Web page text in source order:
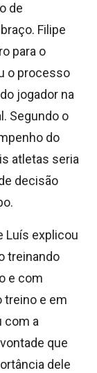
de
Filipe
para o
o processo
jogador na
Segundo o
do
atletas seria
decisão
Luís explicou
treinando
e com
treino e em
com a
que
dele